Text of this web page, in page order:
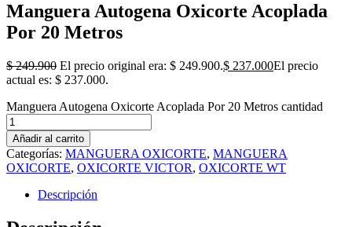
Manguera Autogena Oxicorte Acoplada
Por 20 Metros
$249.900 El precio original era: $ 249.900.$ 237.000El precio
actual es: $ 237.000.
Manguera Autogena Oxicorte Acoplada Por 20 Metros cantidad
Añadir al carrito
Categorías: MANGUERA OXICORTE, MANGUERA
OXICORTE, OXICORTE VICTOR, OXICORTE WT
Descripción